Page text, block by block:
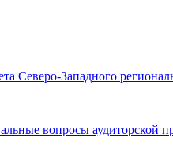
Северо-Западного
вопросы аудиторской